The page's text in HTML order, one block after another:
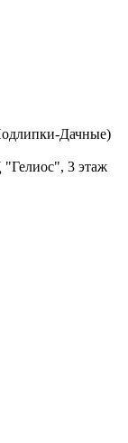
Дачные)
3 этаж